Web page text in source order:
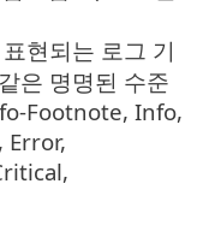
현되는 로그 기
은 명명된 수준
Footnote, Info,